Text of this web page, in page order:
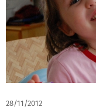
28/11/2012